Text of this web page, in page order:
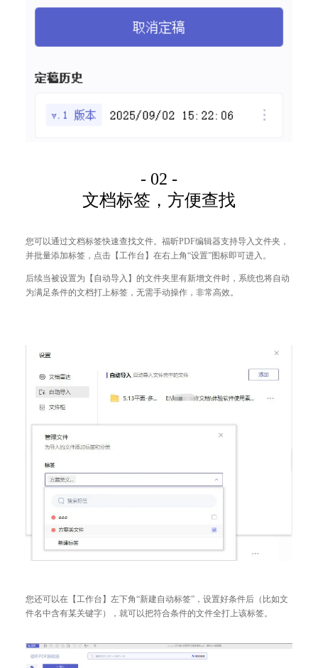
- 02 -
文档标签，方便查找
您可以通过文档标签快速查找文件。福昕PDF编辑器支持导入文件夹，
并批量添加标签，点击【工作台】在右上角“设置”图标即可进入。
后续当被设置为【自动导入】的文件夹里有新增文件时，系统也将自动
为满足条件的文档打上标签，无需手动操作，非常高效。
您还可以在【工作台】左下角“新建自动标签”，设置好条件后（比如文
件名中含有某关键字），就可以把符合条件的文件全打上该标签。